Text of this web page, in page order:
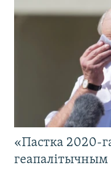
«Пастка 2020-
геапалітычным